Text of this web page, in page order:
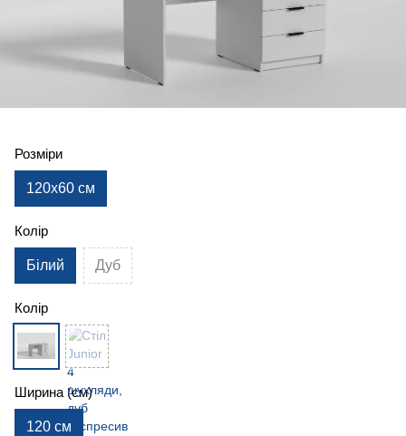
Розміри
120x60 см
Колір
Білий Дуб
Колір
Ширина (см)
120 см